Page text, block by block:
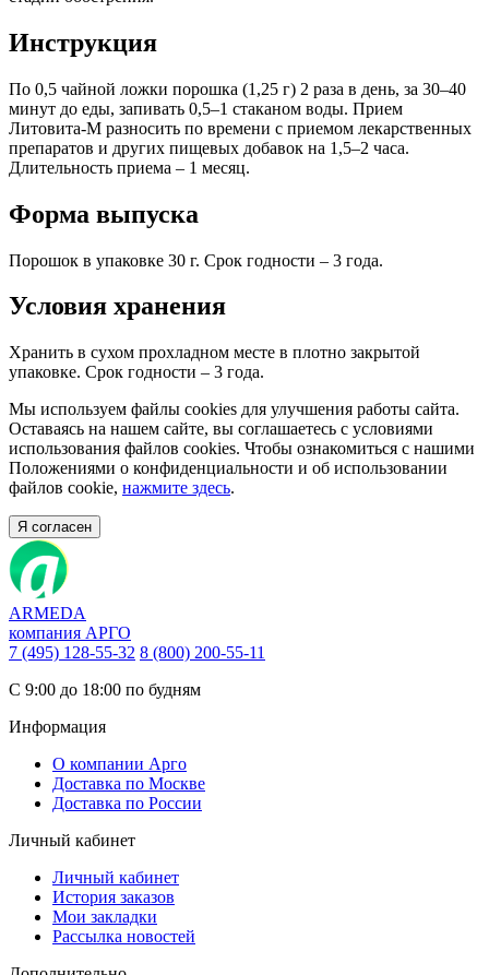
Инструкция
По 0,5 чайной ложки порошка (1,25 г) 2 раза в день, за 30–40
минут до еды, запивать 0,5–1 стаканом воды. Прием
Литовита­-М разносить по времени с приемом лекарственных
препаратов и других пищевых добавок на 1,5–2 часа.
Длительность приема – 1 месяц.
Форма выпуска
Порошок в упаковке 30 г. Срок годности – 3 года.
Условия хранения
Хранить в сухом прохладном месте в плотно закрытой
упаковке. Срок годности – 3 года.
Мы используем файлы cookies для улучшения работы сайта.
Оставаясь на нашем сайте, вы соглашаетесь с условиями
использования файлов cookies. Чтобы ознакомиться с нашими
Положениями о конфиденциальности и об использовании
файлов cookie, нажмите здесь.
Я согласен
ARMEDA
компания АРГО
7 (495) 128-55-32 8 (800) 200-55-11
С 9:00 до 18:00 по будням
Информация
О компании Арго
Доставка по Москве
Доставка по России
Личный кабинет
Личный кабинет
История заказов
Мои закладки
Рассылка новостей